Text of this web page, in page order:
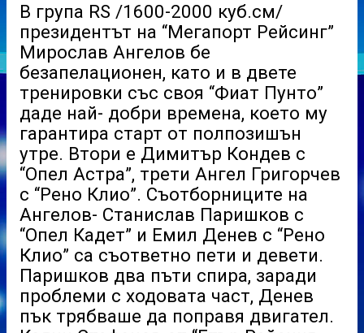
В група RS /1600-2000 куб.см/
президентът на “Мегапорт Рейсинг”
Мирослав Ангелов бе
безапелационен, като и в двете
тренировки със своя “Фиат Пунто”
даде най- добри времена, което му
гарантира старт от полпозишън
утре. Втори е Димитър Кондев с
“Опел Астра”, трети Ангел Григорчев
с “Рено Клио”. Съотборниците на
Ангелов- Станислав Паришков с
“Опел Кадет” и Емил Денев с “Рено
Клио” са съответно пети и девети.
Паришков два пъти спира, заради
проблеми с ходовата част, Денев
пък трябваше да поправя двигател.